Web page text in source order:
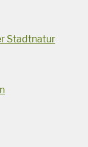
Stadtnatur